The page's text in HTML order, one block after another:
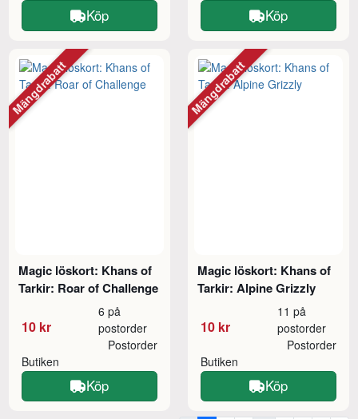
Köp Köp
Magic löskort: Khans of
Tarkir: Roar of Challenge
10 kr
6 på
postorder
Butiken
Postorder
Köp
Mängdrabatt
Magic löskort: Khans of
Tarkir: Alpine Grizzly
10 kr
11 på
postorder
Butiken
Postorder
Köp
Mängdrabatt